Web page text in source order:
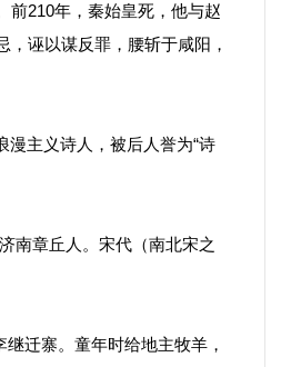
前210年，秦始皇死，他与赵
诬以谋反罪，腰斩于咸阳，
主义诗人，被后人誉为“诗
南章丘人。宋代（南北宋之
迁寨。童年时给地主牧羊，